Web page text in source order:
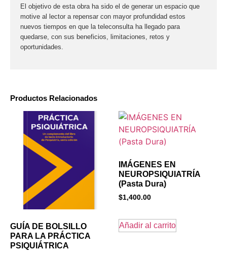
Productos Relacionados
GUÍA DE BOLSILLO
PARA LA PRÁCTICA
PSIQUIÁTRICA
IMÁGENES EN
NEUROPSIQUIATRÍA
(Pasta Dura)
$1,400.00
Añadir al carrito
El objetivo de esta obra ha sido el de generar un espacio que
motive al lector a repensar con mayor profundidad estos
nuevos tiempos en que la teleconsulta ha llegado para
quedarse, con sus beneficios, limitaciones, retos y
oportunidades.